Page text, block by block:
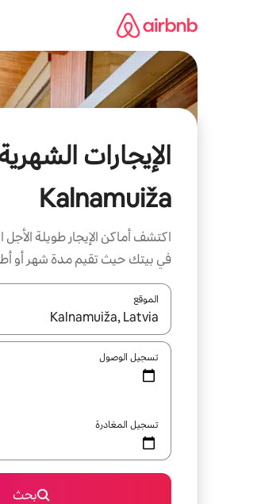
الإيجارات
Kalnamuiža
اكتشف أماكن الإيجار طويلة
في بيتك حيث تقيم مدة شهر أو
الموقع
عند توفر النتائج، انتقل
تسجيل الوصول
تسجيل المغادرة
بحث